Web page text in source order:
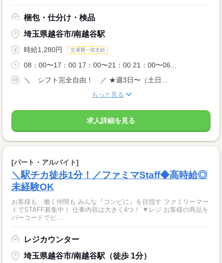
梱包・仕分け・検品
埼玉県越谷市/南越谷駅
時給1,280円 交通費一部支給
08：00〜17：00 17：00〜21：00 21：00〜06...
＼ シフト完全自由！ ／ ★週3日〜（土日...
もっと見る
求人詳細を見る
[パート・アルバイト]
＼駅チカ徒歩1分！／ファミマStaff◆高時給◎
未経験OK
お客様も、働く仲間も みんな『コンビに』を目指す ファミリーマー
トでSTAFF募集中！ 仕事内容は大きく4つ！ ▼レジ お客様の商品を
バーコードでピ...
レジカウンター
埼玉県越谷市/南越谷駅（徒歩 1分）